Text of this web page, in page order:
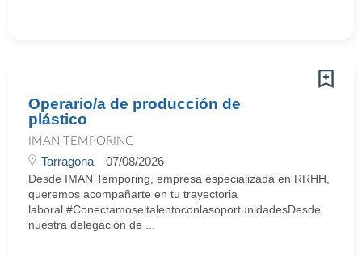
Operario/a de producción de
plástico
IMAN TEMPORING
Tarragona 07/08/2026
Desde IMAN Temporing, empresa especializada en RRHH,
queremos acompañarte en tu trayectoria
laboral.#ConectamoseltalentoconlasoportunidadesDesde
nuestra delegación de ...